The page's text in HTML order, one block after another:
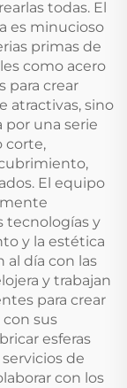
todas. El
es minucioso
primas de
como acero
para crear
atractivas, sino
por una serie
corte,
El equipo
tecnologías y
y la estética
al día con las
y trabajan
para crear
sus
esferas
de
con los